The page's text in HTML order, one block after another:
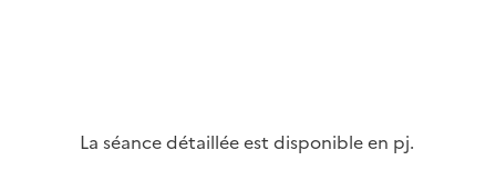
La séance détaillée est disponible en pj.